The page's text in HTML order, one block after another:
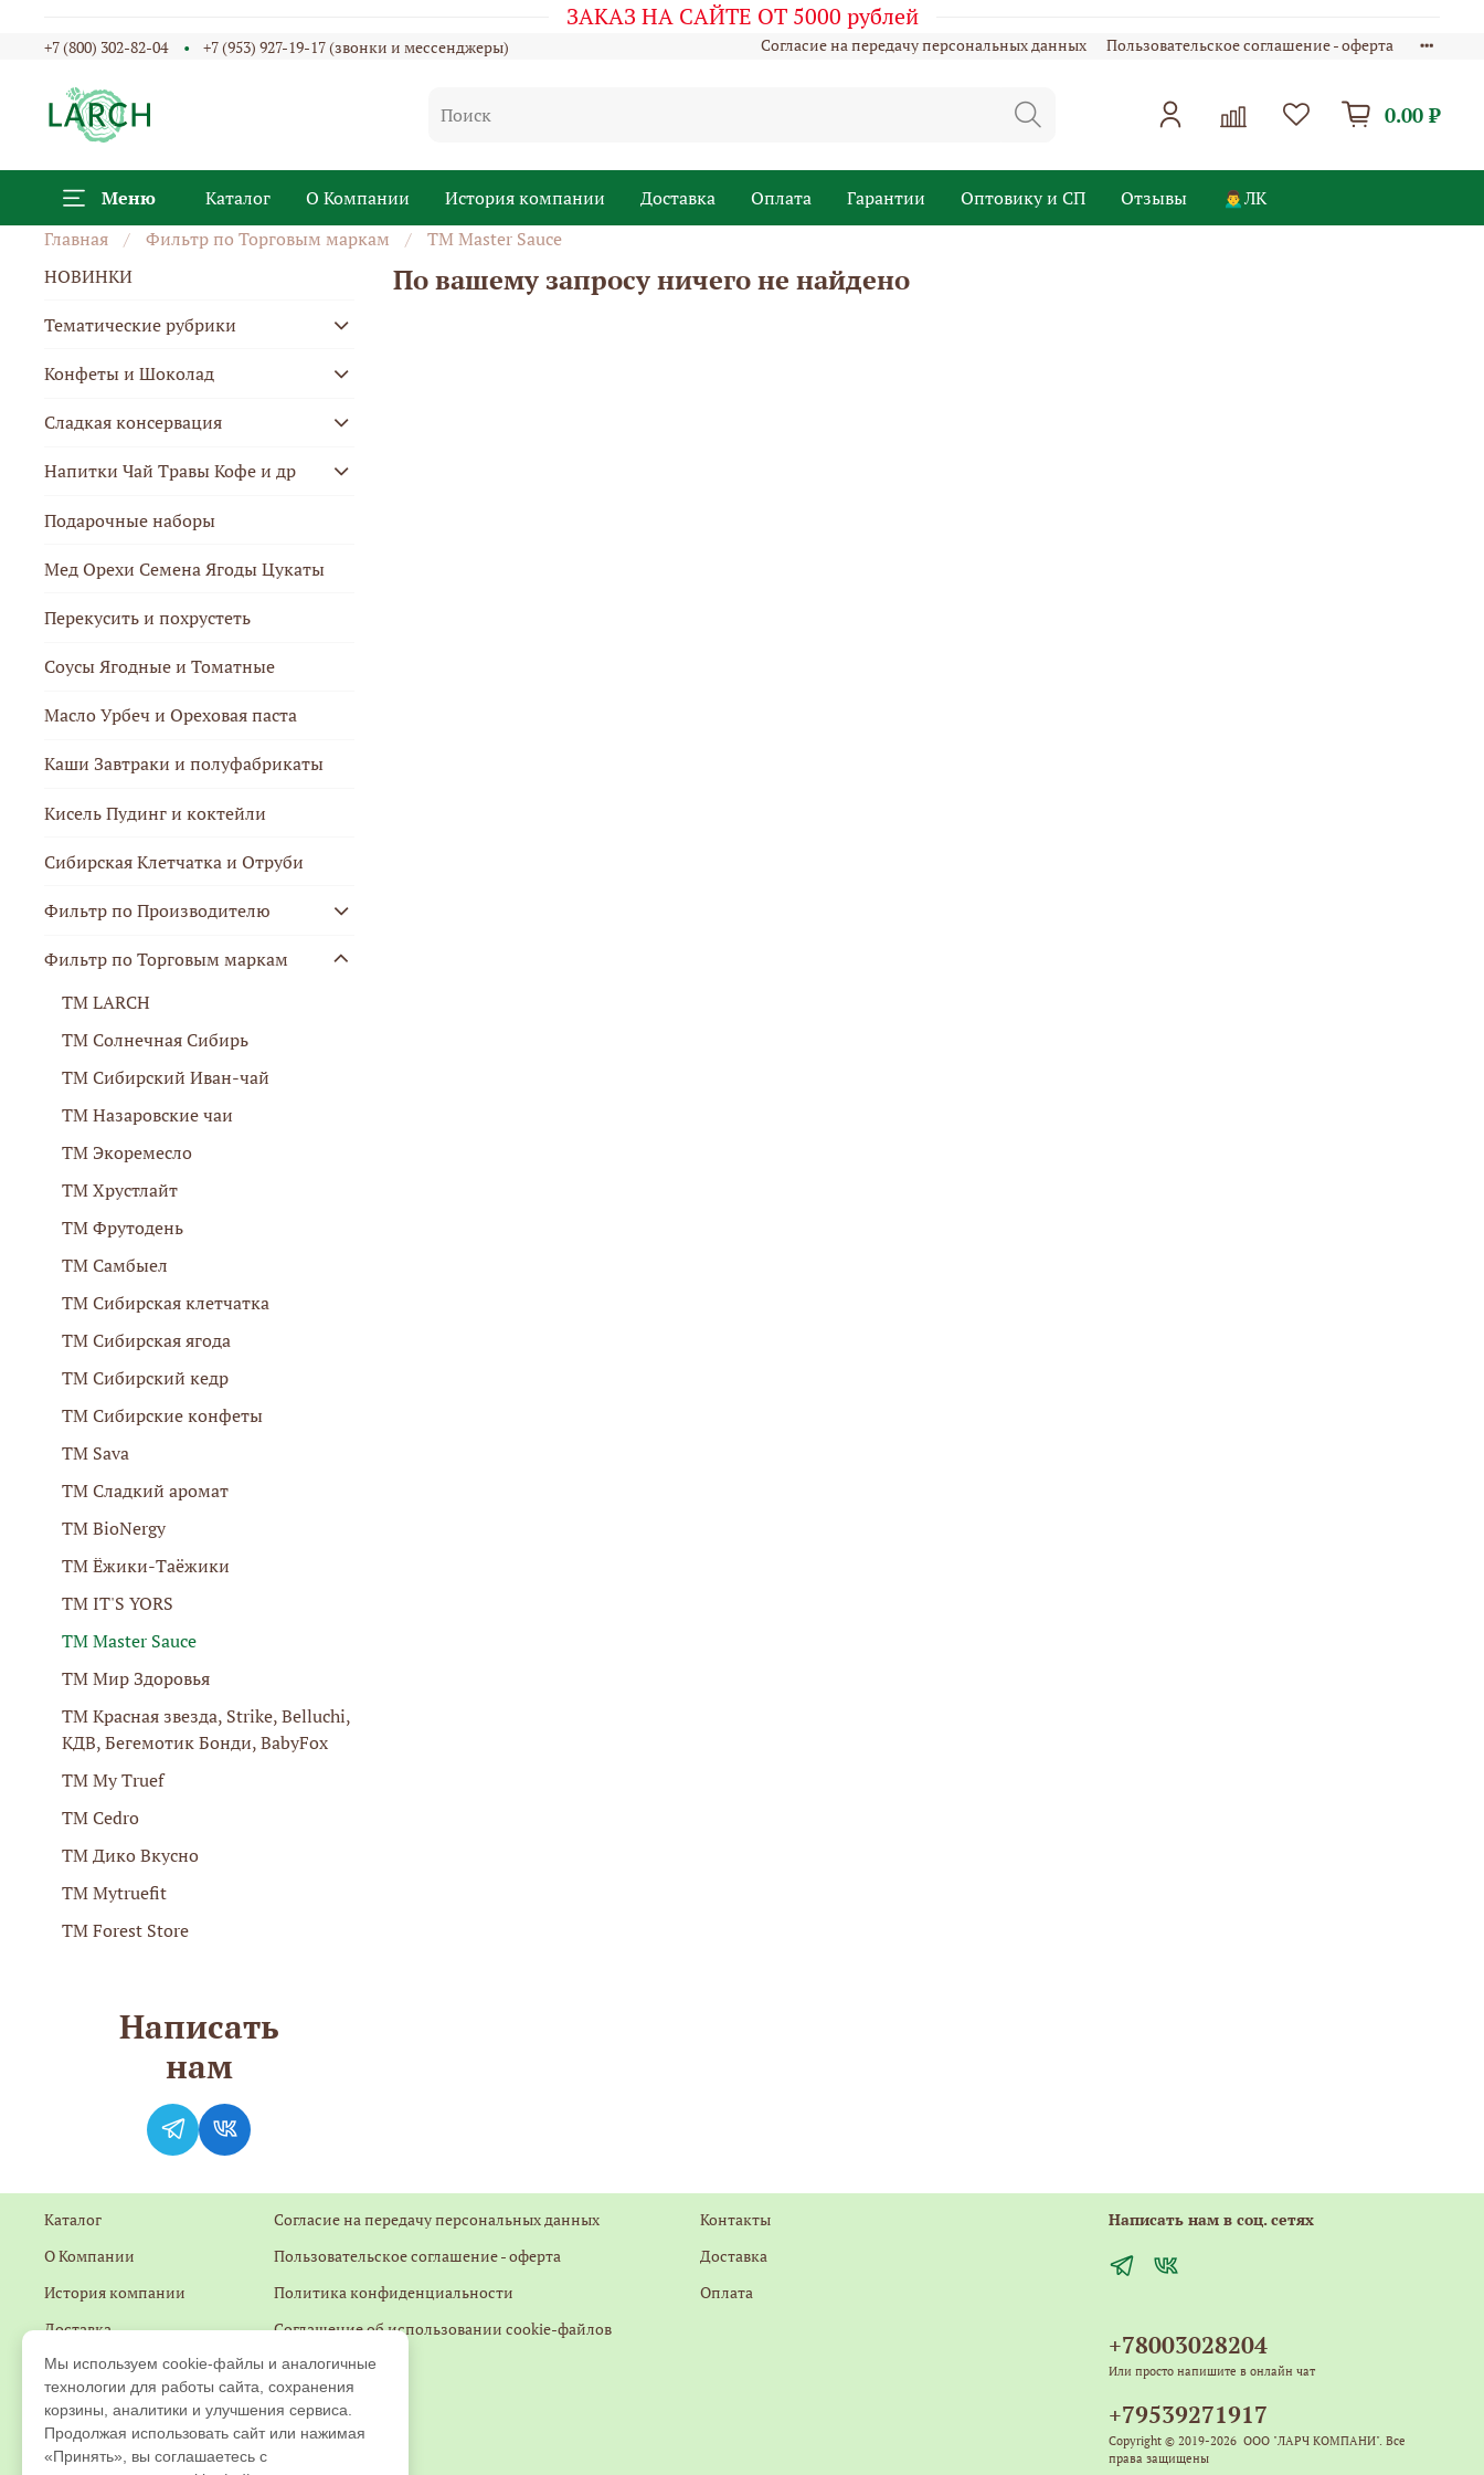
ЗАКАЗ НА САЙТЕ ОТ 5000 рублей
Согласие на передачу персональных данных Пользовательское соглашение - оферта
+7 (800) 302-82-04 +7 (953) 927-19-17 (звонки и мессенджеры)
0.00 ₽
Меню Каталог О Компании История компании Доставка Оплата Гарантии Оптовику и СП Отзывы
🙍‍♂️ЛК
Главная
Фильтр по Торговым маркам ТМ Master Sauсe
По вашему запросу ничего не найдено
НОВИНКИ
Тематические рубрики
Конфеты и Шоколад
Сладкая консервация
Напитки Чай Травы Кофе и др
Подарочные наборы
Мед Орехи Семена Ягоды Цукаты
Перекусить и похрустеть
Соусы Ягодные и Томатные
Масло Урбеч и Ореховая паста
Каши Завтраки и полуфабрикаты
Кисель Пудинг и коктейли
Сибирская Клетчатка и Отруби
Фильтр по Производителю
Фильтр по Торговым маркам
ТМ LARCH
ТМ Солнечная Сибирь
ТМ Сибирский Иван-чай
ТМ Назаровские чаи
ТМ Экоремесло
ТМ Хрустлайт
ТМ Фрутодень
ТМ Самбыел
ТМ Сибирская клетчатка
ТМ Сибирская ягода
ТМ Сибирский кедр
ТМ Сибирские конфеты
ТМ Sava
ТМ Сладкий аромат
ТМ BioNergy
ТМ Ёжики-Таёжики
ТМ IT'S YORS
ТМ Master Sauсe
ТМ Мир Здоровья
ТМ Красная звезда, Strike, Belluchi,
КДВ, Бегемотик Бонди, BabyFox
ТМ My Truef
ТМ Cedro
ТМ Дико Вкусно
ТМ Mytruefit
ТМ Forest Store
Написать
нам
Каталог
О Компании
История компании
Доставка
Оплата
Оптовику и СП
Согласие на передачу персональных данных
Пользовательское соглашение - оферта
Политика конфиденциальности
Соглашение об использовании cookie-файлов
Контакты
Обратная связь
Главная
Контакты
Доставка
Оплата
Написать нам в соц. сетях
+78003028204
Или просто напишите в онлайн чат
+79539271917
Copyright © 2019-2026 ООО "ЛАРЧ КОМПАНИ". Все
права защищены
Мы используем cookie-файлы и аналогичные
технологии для работы сайта, сохранения
корзины, аналитики и улучшения сервиса.
Продолжая использовать сайт или нажимая
«Принять», вы соглашаетесь с